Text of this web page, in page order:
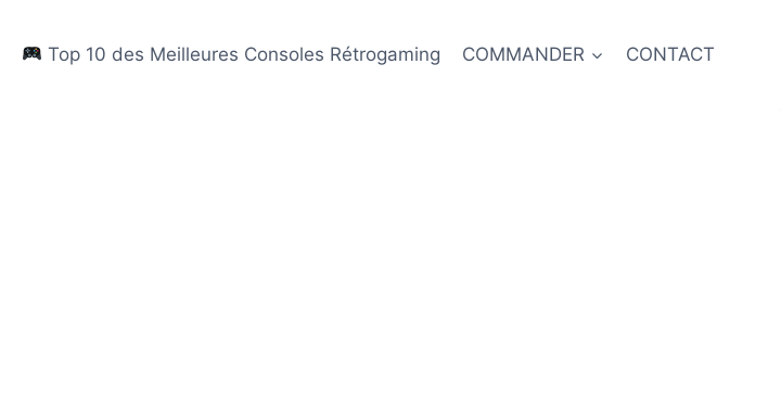
Top 10 des Meilleures Consoles Rétrogaming COMMANDER CONTACT